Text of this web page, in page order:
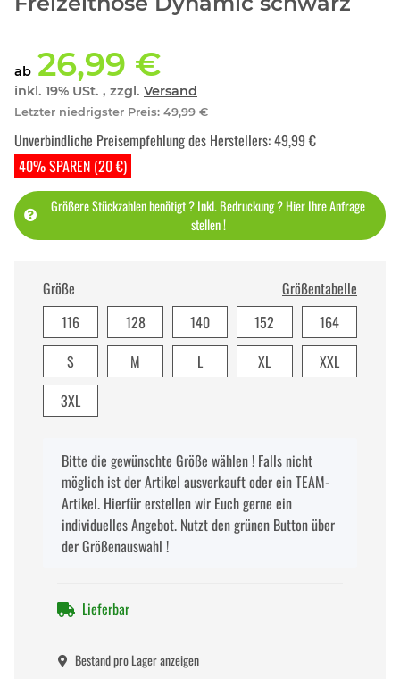
ab 26,99 €
inkl. 19% USt. , zzgl. Versand
Letzter niedrigster Preis: 49,99 €
40% SPAREN (20 €)
Unverbindliche Preisempfehlung des Herstellers:49,99 €
Größere Stückzahlen benötigt ? Inkl. Bedruckung ? Hier Ihre Anfrage
stellen !
Größe
Größentabelle
116
128 140 152
164
S
M L XL
XXL
3XL
xBitte die gewünschte Größe wählen ! Falls nicht
möglich ist der Artikel ausverkauft oder ein TEAM-
Artikel. Hierfür erstellen wir Euch gerne ein
individuelles Angebot. Nutzt den grünen Button über
der Größenauswahl !
Lieferbar
Bestand pro Lager anzeigen